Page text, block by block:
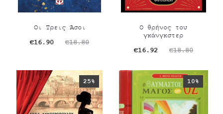
Οι Τρεις Άσοι
€18.80
Original
was:
€18.80.
€16.90
Η
τιμή
είναι:
€16.90.
Ο θρήνος του
γκάνγκστερ
€18.80
Original
was:
€18.80.
€16.92
Η
€16.92.
25% 10%